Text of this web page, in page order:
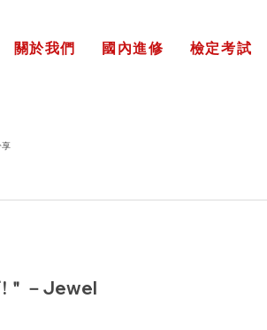
關於我們 國內進修 檢定考試
享
!＂－Jewel